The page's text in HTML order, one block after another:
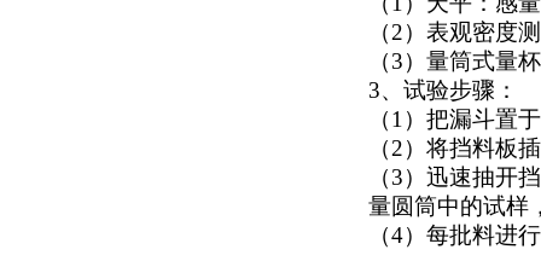
（2）表观密度
（3）量筒式量
3、试验步骤：
（1）把漏斗置
（2）将挡料板
（3）迅速抽开
量圆筒中的试样
（4）每批料进